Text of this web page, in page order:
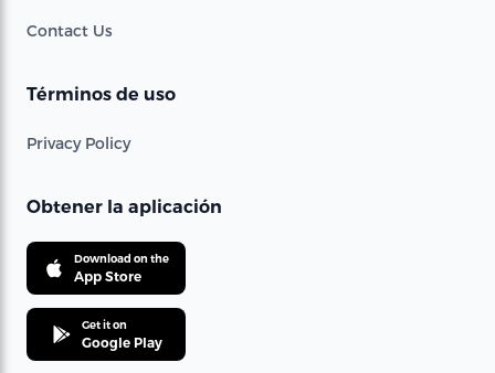
Contact Us
Términos de uso
Privacy Policy
Obtener la aplicación
Download on the
App Store
Get it on
Google Play